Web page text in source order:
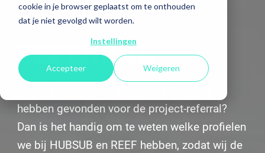
cookie in je browser geplaatst om te onthouden
dat je niet gevolgd wilt worden.
Instellingen
Accepteer Weigeren
DE PROJECT-
REFERRAL
hebben gevonden voor de project-referral?
Dan is het handig om te weten welke profielen
we bij HUBSUB en REEF hebben, zodat wij de